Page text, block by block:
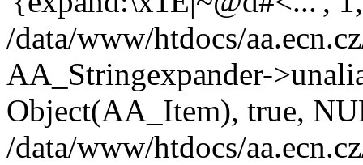
/data/www/htdocs/
AA_Stringexpander-
Object(AA_Item), true,
/data/www/htdocs/